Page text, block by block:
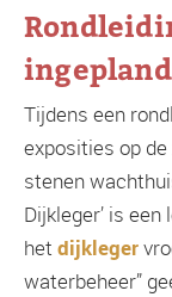
Tijdens een
exposities op
stenen
Dijkleger’ is een
het dijkleger
waterbeheer”